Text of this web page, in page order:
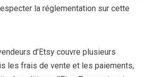
la réglementation sur cette
d'Etsy couvre plusieurs
les frais de vente et les paiements,